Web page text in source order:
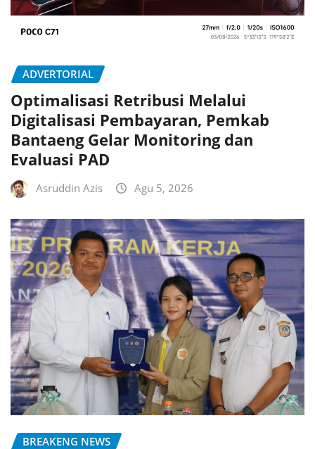
ADVERTORIAL
Optimalisasi Retribusi Melalui
Digitalisasi Pembayaran, Pemkab
Bantaeng Gelar Monitoring dan
Evaluasi PAD
Asruddin Azis Agu 5, 2026
BREAKENG NEWS